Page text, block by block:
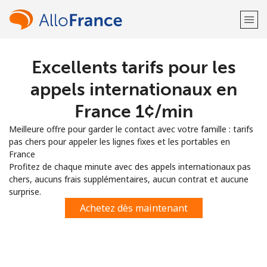
Bienvenue!
Vous avez déjà un compte?
S'enregistrer avec
ou
Excellents tarifs pour les
appels internationaux en
France ⁦1¢⁩/min
Meilleure offre pour garder le contact avec votre famille : tarifs
pas chers pour appeler les lignes fixes et les portables en
France
Profitez de chaque minute avec des appels internationaux pas
chers, aucuns frais supplémentaires, aucun contrat et aucune
surprise.
Achetez dès maintenant